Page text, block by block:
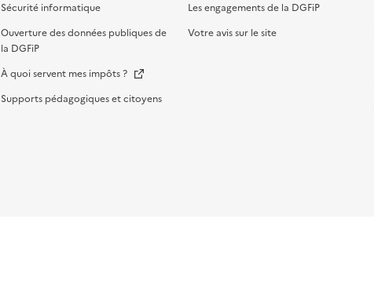
Sécurité informatique
Ouverture des données publiques de
la DGFiP
À quoi servent mes impôts ?
Supports pédagogiques et citoyens
Les engagements de la DGFiP
Votre avis sur le site